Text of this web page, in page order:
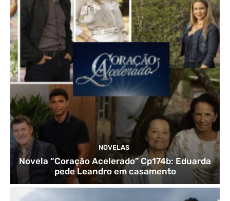
NOVELAS
Novela “Coração Acelerado” Cp174b: Eduarda
pede Leandro em casamento